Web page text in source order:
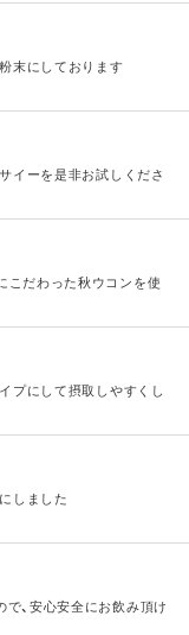
末にしております
イーを是非お試しくださ
こだわった秋ウコンを使
プにして摂取しやすくし
しました
、安心安全にお飲み頂け